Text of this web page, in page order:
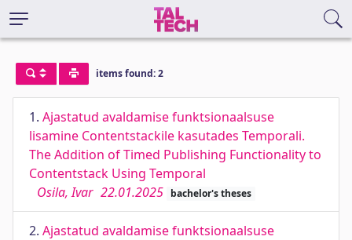
items found: 2
1. Ajastatud avaldamise funktsionaalsuse
lisamine Contentstackile kasutades Temporali.
The Addition of Timed Publishing Functionality to
Contentstack Using Temporal
Osila, Ivar 22.01.2025 bachelor's theses
2. Ajastatud avaldamise funktsionaalsuse